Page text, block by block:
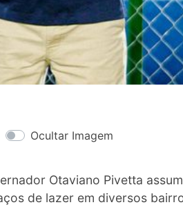
Ocultar Imagem
Otaviano Pivetta
de lazer em diversos